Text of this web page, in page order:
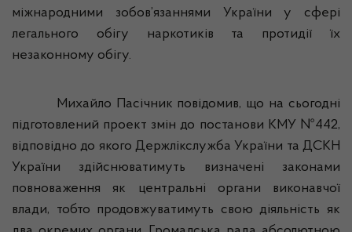
міжнародними зобов’язаннями України у сфері
легального обігу наркотиків та протидії їх
незаконному обігу.
Михайло Пасічник повідомив, що на сьогодні
підготовлений проект змін до постанови КМУ №442,
відповідно до якого Держлікслужба України та ДСКН
України здійснюватимуть визначені законами
повноваження як центральні органи виконавчої
влади, тобто продовжуватимуть свою діяльність як